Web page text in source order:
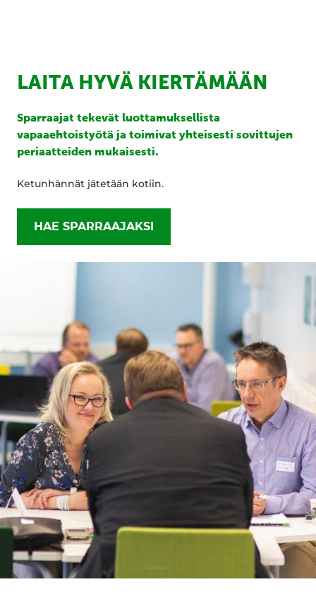
LAITA HYVÄ KIERTÄMÄÄN
Sparraajat tekevät luottamuksellista
vapaaehtoistyötä ja toimivat yhteisesti sovittujen
periaatteiden mukaisesti.
Ketunhännät jätetään kotiin.
HAE SPARRAAJAKSI